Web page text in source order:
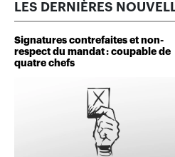
LES DERNIÈRES
Signatures contrefaites et non-
respect du mandat : coupable de
quatre chefs